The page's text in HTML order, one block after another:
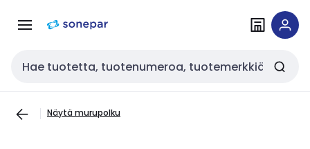
navigointiinsisältöön
Haku
Näytä murupolku